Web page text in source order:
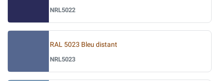
NRL5022
RAL 5023 Bleu distant
NRL5023